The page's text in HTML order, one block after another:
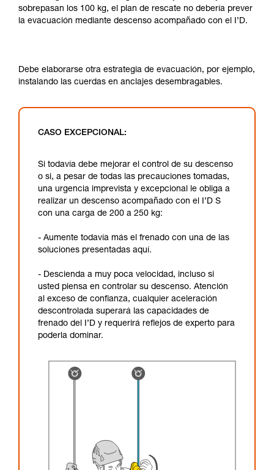
sobrepasan los 100 kg, el plan de rescate no debería prever
la evacuación mediante descenso acompañado con el I’D.
Debe elaborarse otra estrategia de evacuación, por ejemplo,
instalando las cuerdas en anclajes desembragables.
CASO EXCEPCIONAL:
Si todavía debe mejorar el control de su descenso
o si, a pesar de todas las precauciones tomadas,
una urgencia imprevista y excepcional le obliga a
realizar un descenso acompañado con el I’D S
con una carga de 200 a 250 kg:
- Aumente todavía más el frenado con una de las
soluciones presentadas aquí.
- Descienda a muy poca velocidad, incluso si
usted piensa en controlar su descenso. Atención
al exceso de confianza, cualquier aceleración
descontrolada superará las capacidades de
frenado del I’D y requerirá reflejos de experto para
poderla dominar.